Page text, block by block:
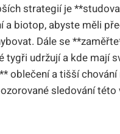
strategií je
a biotop, abyste měli
Dále se
tygři udržují a kde mají
oblečení a tišší
sledování této